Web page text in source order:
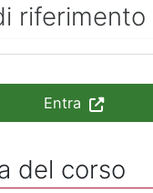
riferimento
Entra
del corso